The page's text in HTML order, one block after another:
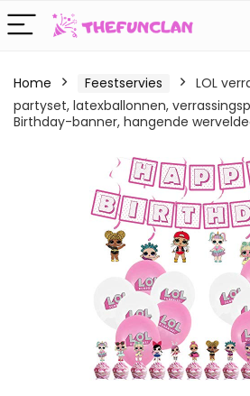
Home Feestservies
LOL
partyset, latexballonnen,
Birthday-banner, hangende